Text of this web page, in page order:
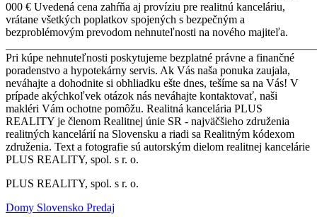
000 € Uvedená cena zahŕňa aj províziu pre realitnú kanceláriu,
vrátane všetkých poplatkov spojených s bezpečným a
bezproblémovým prevodom nehnuteľnosti na nového majiteľa.
Pri kúpe nehnuteľnosti poskytujeme bezplatné právne a finančné
poradenstvo a hypotekárny servis. Ak Vás naša ponuka zaujala,
neváhajte a dohodnite si obhliadku ešte dnes, tešíme sa na Vás! V
prípade akýchkoľvek otázok nás neváhajte kontaktovať, naši
makléri Vám ochotne pomôžu. Realitná kancelária PLUS
REALITY je členom Realitnej únie SR - najväčšieho združenia
realitných kancelárií na Slovensku a riadi sa Realitným kódexom
združenia. Text a fotografie sú autorským dielom realitnej kancelárie
PLUS REALITY, spol. s r. o.
PLUS REALITY, spol. s r. o.
Domy Slovensko Predaj